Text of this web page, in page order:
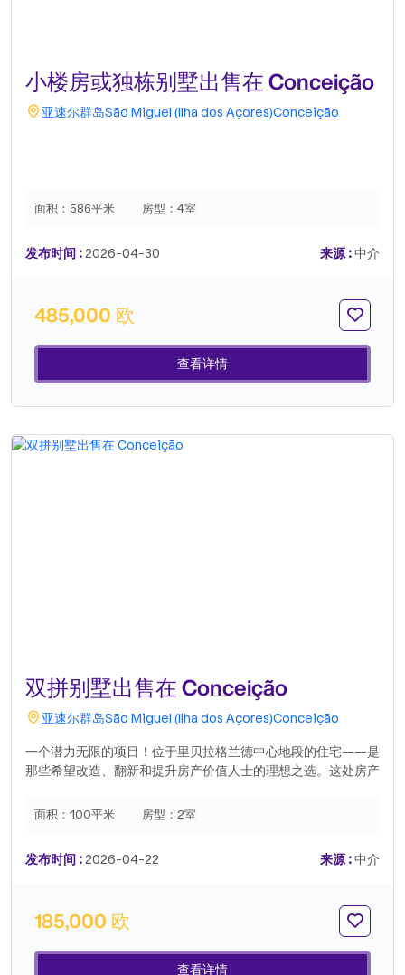
小楼房或独栋别墅出售在 Conceição
亚速尔群岛São Miguel (Ilha dos Açores)Conceição
面积： 586平米 房型： 4室
发布时间 :2026-04-30 来源 :中介
485,000 欧
查看详情
双拼别墅出售在 Conceição
亚速尔群岛São Miguel (Ilha dos Açores)Conceição
一个潜力无限的项目！位于里贝拉格兰德中心地段的住宅——是
那些希望改造、翻新和提升房产价值人士的理想之选。这处房产
适合全面翻新或打造个性化项目� 翻新后升值潜力巨大� 地理
打造专属定制住宅的人士。� 因为有时候，最好的交易源于远
牌。凭借超过 20 年的经验，业务遍及 26 个国家，并持续在全
球范围内扩张。Realty ONE 集团总裁 Vinnie Tracey 先生掌舵
该品牌，他曾领导全球领先的房地产公司长达 40 年。凭借其丰
富的经验，他正致力于将 Realty ONE 集团打造成为美国乃至全
面积： 100平米 房型： 2室
发布时间 :2026-04-22 来源 :中介
185,000 欧
查看详情